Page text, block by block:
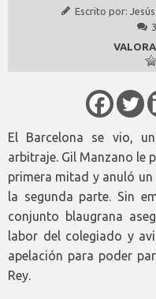
Escrito por:
El Barcelona se vio,
arbitraje. Gil Manzano le
primera mitad y anuló un
la segunda parte. Sin
conjunto blaugrana
labor del colegiado y
apelación para poder
Rey.